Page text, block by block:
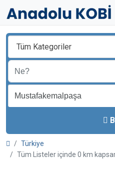
Tüm Kategoriler
Türkiye
Tüm Listeler içinde 0 km